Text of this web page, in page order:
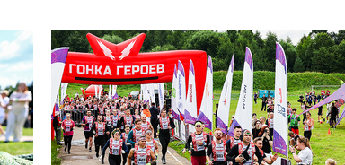
вчера, 20:35ПВО за 12 часов
сбила 200 украинских
беспилотников
вчера, 20:20
Третий комплект
золотых медалей выиграли на
ЧЕ российские синхронистки